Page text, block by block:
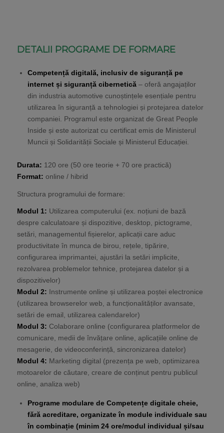
DETALII PROGRAME DE FORMARE
Competență digitală, inclusiv de siguranță pe
internet și siguranță cibernetică– oferă angajaților
din industria automotive cunoștințele esențiale pentru
utilizarea în siguranță a tehnologiei și protejarea datelor
companiei. Programul este organizat de Great People
Inside și este autorizat cu certificat emis de Ministerul
Muncii și Solidarității Sociale și Ministerul Educației.
Durata: 120 ore (50 ore teorie + 70 ore practică)
Format: online / hibrid
Structura programului de formare:
Modul 1: Utilizarea computerului (ex. noțiuni de bază
despre calculatoare și dispozitive, desktop, pictograme,
setări, managementul fișierelor, aplicații care aduc
productivitate în munca de birou, rețele, tipărire,
configurarea imprimantei, ajustări la setări implicite,
rezolvarea problemelor tehnice, protejarea datelor și a
dispozitivelor)
Modul 2: Instrumente online și utilizarea poștei electronice
(utilizarea browserelor web, a funcționalităților avansate,
setări de email, utilizarea calendarelor)
Modul 3: Colaborare online (configurarea platformelor de
comunicare, medii de învățare online, aplicațiile online de
mesagerie, de videoconferință, sincronizarea datelor)
Modul 4: Marketing digital (prezența pe web, optimizarea
motoarelor de căutare, creare de conținut pentru publicul
online, analiza web)
Programe modulare de Competențe digitale cheie,
fără acreditare, organizate în module individuale sau
în combinație (minim 24 ore/modul individual și/sau